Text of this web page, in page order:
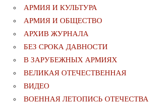
АРМИЯ И КУЛЬТУРА
АРМИЯ И ОБЩЕСТВО
АРХИВ ЖУРНАЛА
БЕЗ СРОКА ДАВНОСТИ
В ЗАРУБЕЖНЫХ АРМИЯХ
ВЕЛИКАЯ ОТЕЧЕСТВЕННАЯ
ВИДЕО
ВОЕННАЯ ЛЕТОПИСЬ ОТЕЧЕСТВА